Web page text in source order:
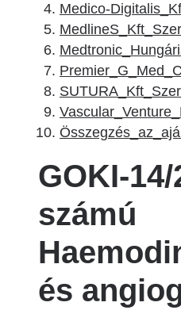
Medico-
GOKI-14/
számú
és